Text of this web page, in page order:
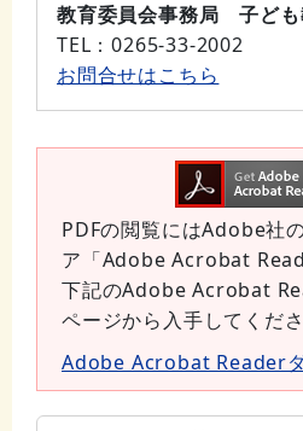
教育委員会事務局 子ども
TEL ：0265-33-2002
お問合せはこちら
PDFの閲覧にはAdobe社
ア「Adobe Acrobat
下記のAdobe Acrobat
ページから入手してくださ
Adobe Acrobat Reader